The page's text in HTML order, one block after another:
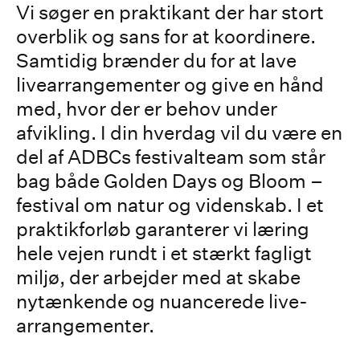
Vi søger en praktikant der har stort
overblik og sans for at koordinere.
Samtidig brænder du for at lave
livearrangementer og give en hånd
med, hvor der er behov under
afvikling. I din hverdag vil du være en
del af ADBCs festivalteam som står
bag både Golden Days og Bloom –
festival om natur og videnskab. I et
praktikforløb garanterer vi læring
hele vejen rundt i et stærkt fagligt
miljø, der arbejder med at skabe
nytænkende og nuancerede live-
arrangementer.